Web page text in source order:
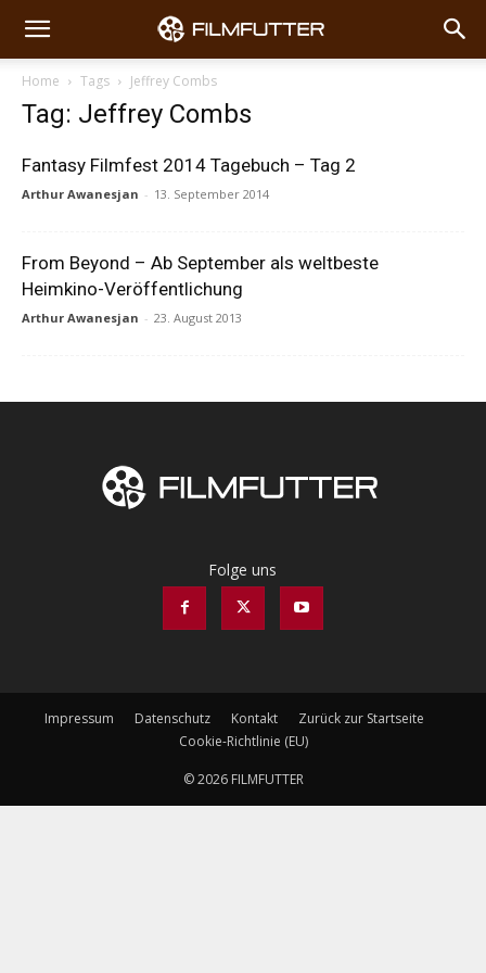
Home Tags Jeffrey Combs
Tag: Jeffrey Combs
Fantasy Filmfest 2014 Tagebuch – Tag 2
Arthur Awanesjan - 13. September 2014
From Beyond – Ab September als weltbeste
Heimkino-Veröffentlichung
Arthur Awanesjan - 23. August 2013
Folge uns
Impressum Datenschutz Kontakt
Zurück zur Startseite
Cookie-Richtlinie (EU)
© 2026 FILMFUTTER